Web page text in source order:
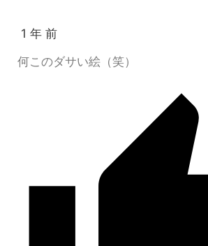
1 年 前
何このダサい絵（笑）